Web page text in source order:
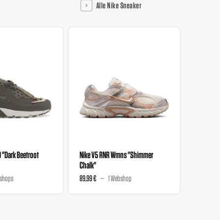
Alle Nike Sneaker
"Dark Beetroot
Nike V5 RNR Wmns "Shimmer
Chalk"
89,99 € 1 Webshop